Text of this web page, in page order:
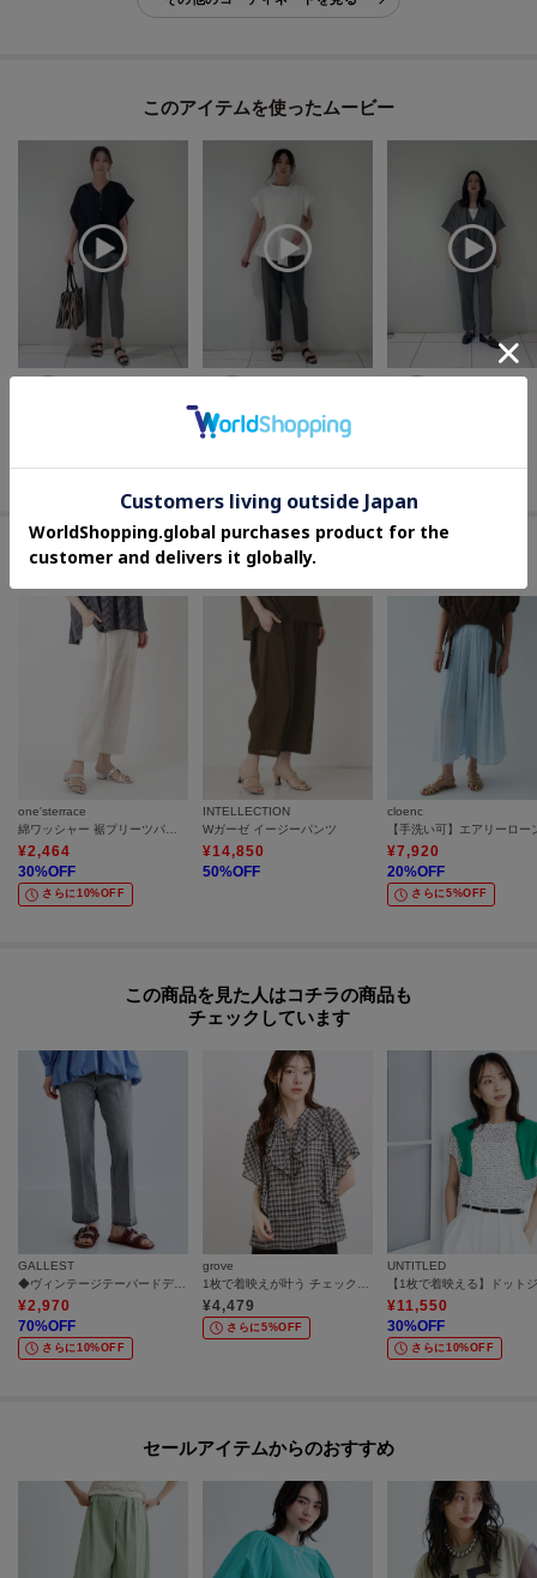
た、パソコン・スマートフォンなどの環境により、若干製品と画像のカラー
このアイテムを使ったムービー
下関大丸 インディヴィ
169cm
下関大丸 インディヴィ
下関大丸 インディヴィ
このアイテムに似ているアイテム
one'sterrace
綿ワッシャー 裾プリーツパンツ
¥2,464
30%OFF
さらに10%OFF
INTELLECTION
Wガーゼ イージーパンツ
¥14,850
50%OFF
cloenc
¥7,920
20%OFF
さらに5%OFF
この商品を見た人はコチラの商品も
チェックしています
GALLEST
¥2,970
70%OFF
さらに10%OFF
grove
¥4,479
さらに5%OFF
UNTITLED
¥11,550
30%OFF
さらに10%OFF
セールアイテムからのおすすめ